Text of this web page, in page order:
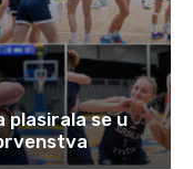
plasirala se u